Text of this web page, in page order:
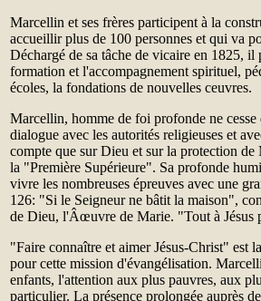
Marcellin et ses frères participent à la
accueillir plus de 100 personnes et qui va
Déchargé de sa tâche de vicaire en 1825, il
formation et l'accompagnement spirituel,
écoles, la fondations de nouvelles ceuvres.
Marcellin, homme de foi profonde ne
dialogue avec les autorités religieuses et
compte que sur Dieu et sur la protection
la "Première Supérieure". Sa profonde
vivre les nombreuses épreuves avec une
126: "Si le Seigneur ne bâtit la maison",
de Dieu, l'Âœuvre de Marie. "Tout à Jésus
"Faire connaître et aimer Jésus-Christ" est
pour cette mission d'évangélisation.
enfants, l'attention aux plus pauvres, aux
particulier. La présence prolongée auprès